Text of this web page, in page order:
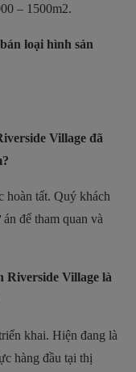
– 1500m2.
loại hình sản
Village đã
hoàn tất. Quý khách
để tham quan và
Riverside Village là
khai. Hiện đang là
hàng đầu tại thị